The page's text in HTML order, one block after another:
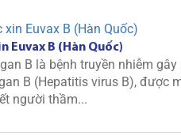
Euvax B (Hàn Quốc)
B là bệnh truyền nhiễm
B (Hepatitis virus B), được
người thầm...